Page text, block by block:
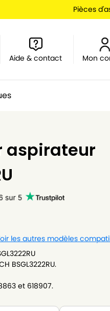
Pièces
Aide & contact Mon
aspirateur
les autres modèles
BSGL3222RU.
et 618907.